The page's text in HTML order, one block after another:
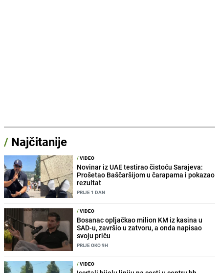
/ Najčitanije
/VIDEO
Novinar iz UAE testirao čistoću Sarajeva:
Prošetao Baščaršijom u čarapama i pokazao
rezultat
PRIJE 1 DAN
/VIDEO
Bosanac opljačkao milion KM iz kasina u
SAD-u, završio u zatvoru, a onda napisao
svoju priču
PRIJE OKO 9H
/VIDEO